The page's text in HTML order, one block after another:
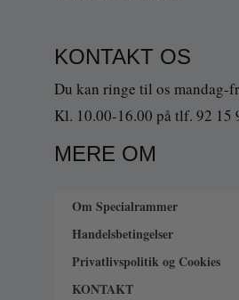
KONTAKT OS
Du kan ringe til os mandag-
Kl. 10.00-16.00 på tlf. 92 15
MERE OM
Om Specialrammer
Handelsbetingelser
Privatlivspolitik og Cookies
KONTAKT